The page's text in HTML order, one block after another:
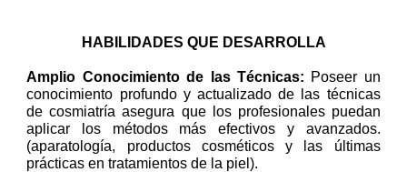
HABILIDADES QUE DESARROLLA
Amplio Conocimiento de las Técnicas: Poseer un
conocimiento profundo y actualizado de las técnicas
de cosmiatría asegura que los profesionales puedan
aplicar los métodos más efectivos y avanzados.
(aparatología, productos cosméticos y las últimas
prácticas en tratamientos de la piel).